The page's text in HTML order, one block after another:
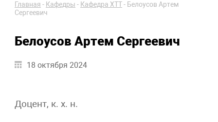
Главная - Кафедры - Кафедра ХТТ- Белоусов Артем
Сергеевич
Белоусов Артем Сергеевич
18 октября 2024
Доцент, к. х. н.